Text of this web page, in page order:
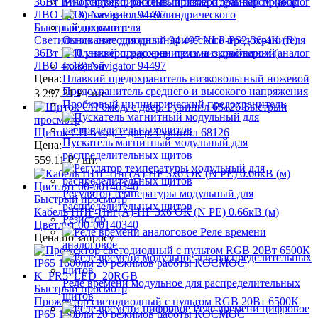
Основание для цилиндрического предохранителя
Плавкий предохранитель низковольтный ножевой
Предохранитель среднего и высокого напряжения
Пробковый цилиндрический предохранитель
Пускатель магнитный модульный для
распределительных щитов
Регулятор температуры модульный для
распределительных щитов
Резистор
Реле времени
аналоговое
Реле времени модульное для распределительных
щитов
Реле времени цифровое
Быстрый просмотр
Светильник светодиодный 94 497 NLP-PS2-36-4K (R)
36Вт IP40 универс. рассеив. призма с драйвером (аналог
ЛВО 4х18) Navigator 94497
Цена:
3 297.31 ₽/ шт.
Быстрый
просмотр
Щиток СП 6мод. с двер. Рувинил 68126
Цена:
559.11 ₽/ шт.
Быстрый просмотр
Кабель ППГ-Пнг(А)-HF 3х6 ОК (N PE) 0.66кВ (м)
Цветлит 00-00140340
Цена по запросу
Быстрый просмотр
Прожектор светодиодный с пультом RGB 20Вт 6500К
IP65 1600лм 20 режимов работы КОСМОС